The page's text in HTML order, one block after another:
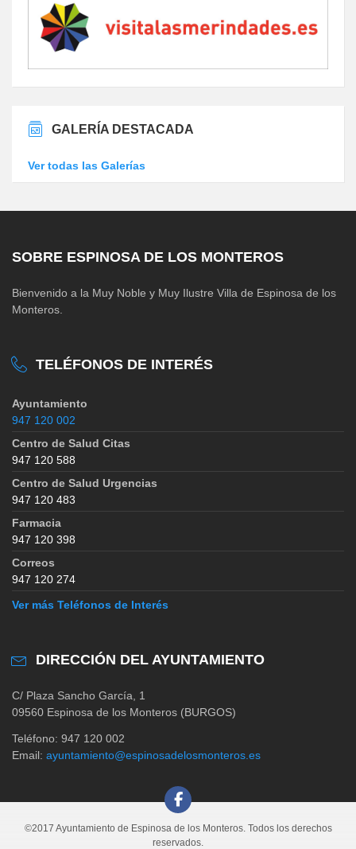
GALERÍA DESTACADA
Ver todas las Galerías
SOBRE ESPINOSA DE LOS MONTEROS
Bienvenido a la Muy Noble y Muy Ilustre Villa de Espinosa de los
Monteros.
TELÉFONOS DE INTERÉS
Ayuntamiento
947 120 002
Centro de Salud Citas
947 120 588
Centro de Salud Urgencias
947 120 483
Farmacia
947 120 398
Correos
947 120 274
Ver más Teléfonos de Interés
DIRECCIÓN DEL AYUNTAMIENTO
C/ Plaza Sancho García, 1
09560 Espinosa de los Monteros (BURGOS)
Teléfono: 947 120 002
Email: ayuntamiento@espinosadelosmonteros.es
©2017 Ayuntamiento de Espinosa de los Monteros. Todos los derechos
reservados.